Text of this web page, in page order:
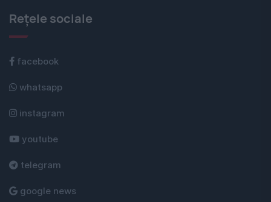
Rețele sociale
facebook
whatsapp
instagram
youtube
telegram
google news